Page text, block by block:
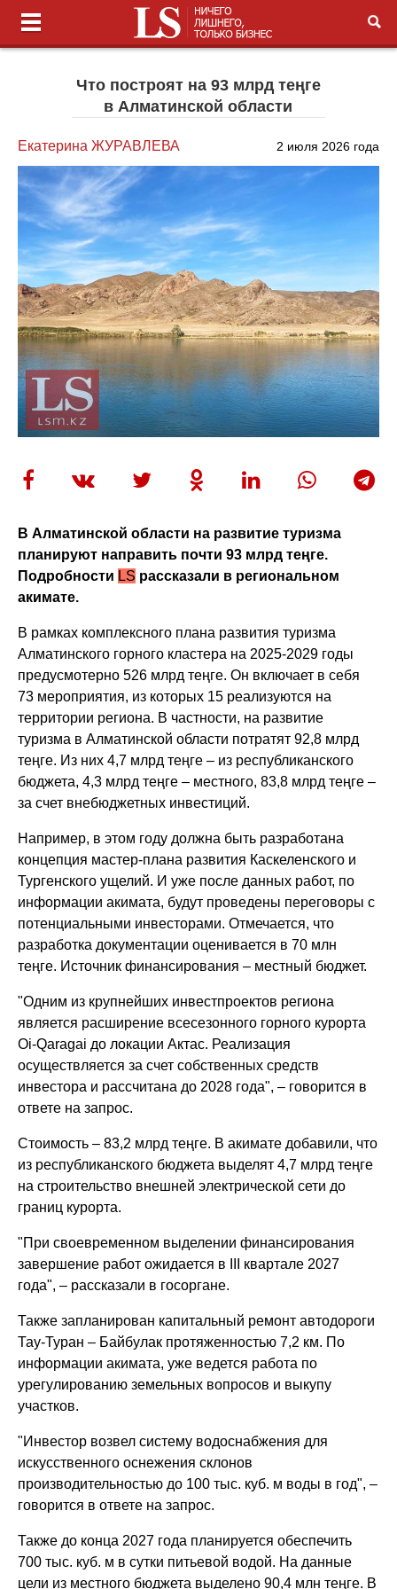
Что построят на 93 млрд теңге
в Алматинской области
Екатерина ЖУРАВЛЕВА 2 июля 2026 года
В Алматинской области на развитие туризма
планируют направить почти 93 млрд теңге.
Подробности LS рассказали в региональном
акимате.
В рамках комплексного плана развития туризма
Алматинского горного кластера на 2025-2029 годы
предусмотерно 526 млрд теңге. Он включает в себя
73 мероприятия, из которых 15 реализуются на
территории региона. В частности, на развитие
туризма в Алматинской области потратят 92,8 млрд
теңге. Из них 4,7 млрд теңге – из республиканского
бюджета, 4,3 млрд теңге – местного, 83,8 млрд теңге –
за счет внебюджетных инвестиций.
Например, в этом году должна быть разработана
концепция мастер-плана развития Каскеленского и
Тургенского ущелий. И уже после данных работ, по
информации акимата, будут проведены переговоры с
потенциальными инвесторами. Отмечается, что
разработка документации оценивается в 70 млн
теңге. Источник финансирования – местный бюджет.
"Одним из крупнейших инвестпроектов региона
является расширение всесезонного горного курорта
Oi-Qaragai до локации Актас. Реализация
осуществляется за счет собственных средств
инвестора и рассчитана до 2028 года", – говорится в
ответе на запрос.
Стоимость – 83,2 млрд теңге. В акимате добавили, что
из республиканского бюджета выделят 4,7 млрд теңге
на строительство внешней электрической сети до
границ курорта.
"При своевременном выделении финансирования
завершение работ ожидается в III квартале 2027
года", – рассказали в госоргане.
Также запланирован капитальный ремонт автодороги
Тау-Туран – Байбулак протяженностью 7,2 км. По
информации акимата, уже ведется работа по
урегулированию земельных вопросов и выкупу
участков.
"Инвестор возвел систему водоснабжения для
искусственного оснежения склонов
производительностью до 100 тыс. куб. м воды в год", –
говорится в ответе на запрос.
Также до конца 2027 года планируется обеспечить
700 тыс. куб. м в сутки питьевой водой. На данные
цели из местного бюджета выделено 90,4 млн теңге. В